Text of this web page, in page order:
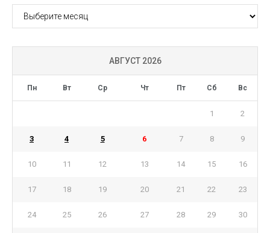
АРХИВ
АВГУСТ 2026
Пн Вт Ср Чт Пт Сб Вс
1 2
3 4 5 6 7 8 9
10 11 12 13 14 15 16
17 18 19 20 21 22 23
24 25 26 27 28 29 30